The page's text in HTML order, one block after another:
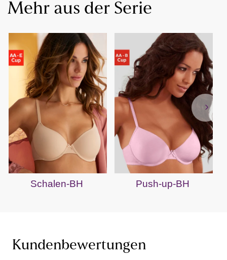
Mehr aus der Serie
Schalen-BH Push-up-BH
Kundenbewertungen